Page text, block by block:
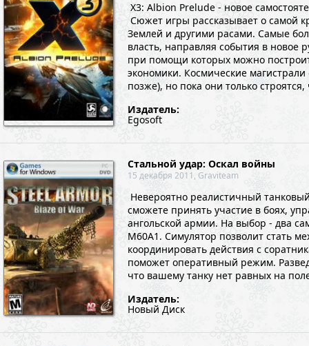
X3: Albion Prelude - новое
Сюжет игры рассказывает о самой
Землей и другими расами. Самые
власть, направляя события в новое
при помощи которых можно
экономики. Космические
позже), но пока они только
Издатель:
Egosoft
Стальной удар: Оскал войны
15 декабря 2011, Graviteam
Невероятно реалистичный
сможете принять участие в боях,
ангольской армии. На выбор - два
М60А1. Симулятор позволит стать
координировать действия с
поможет оперативный режим.
что вашему танку нет равных на
Издатель:
Новый Диск